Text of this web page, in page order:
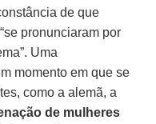
de que
pronunciaram por
Uma
momento em que se
como a alemã, a
de mulheres